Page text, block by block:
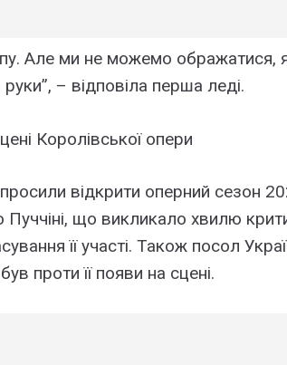
Але ми не можемо ображатися,
– відповіла перша леді.
Королівської опери
відкрити оперний сезон
що викликало хвилю
її участі. Також посол
проти її появи на сцені.